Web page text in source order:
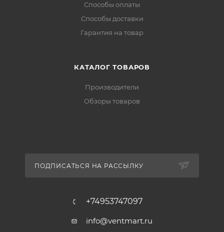
Способы оплаты
Способы доставки
Гарантия на товар
КАТАЛОГ ТОВАРОВ
Производители
Обзоры товаров
ПОДПИСАТЬСЯ НА РАССЫЛКУ
+74953747097
info@ventmart.ru